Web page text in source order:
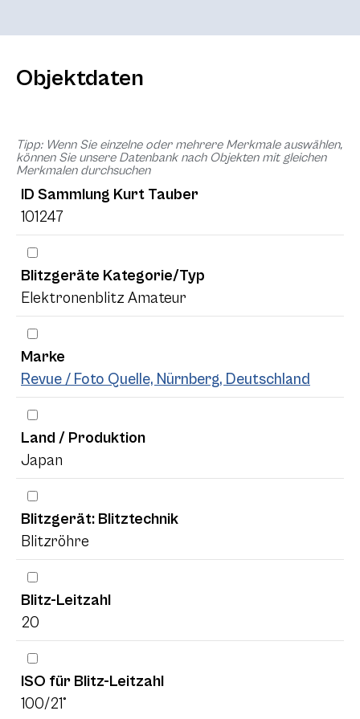
Objektdaten
Tipp: Wenn Sie einzelne oder mehrere Merkmale auswählen,
können Sie unsere Datenbank nach Objekten mit gleichen
Merkmalen durchsuchen
ID Sammlung Kurt Tauber
101247
Blitzgeräte Kategorie/Typ
Elektronenblitz Amateur
Marke
Revue / Foto Quelle, Nürnberg, Deutschland
Land / Produktion
Japan
Blitzgerät: Blitztechnik
Blitzröhre
Blitz-Leitzahl
20
ISO für Blitz-Leitzahl
100/21°